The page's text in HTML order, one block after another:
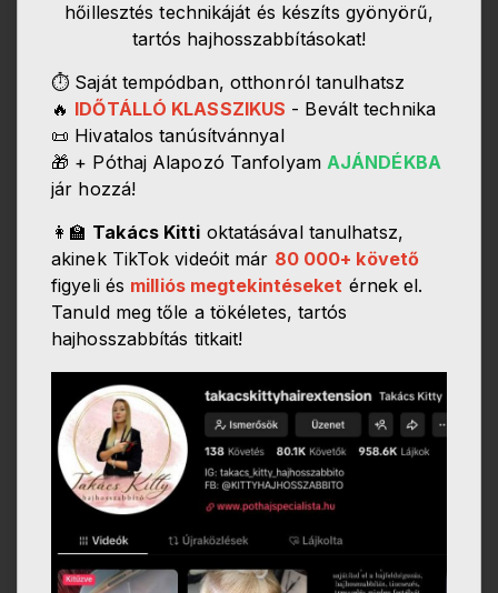
hőillesztés technikáját és készíts gyönyörű,
tartós hajhosszabbításokat!
⏱️ Saját tempódban, otthonról tanulhatsz
🔥 IDŐTÁLLÓ KLASSZIKUS - Bevált technika
📜 Hivatalos tanúsítvánnyal
🎁 + Póthaj Alapozó Tanfolyam AJÁNDÉKBA
jár hozzá!
👩‍🏫 Takács Kitti oktatásával tanulhatsz,
akinek TikTok videóit már 80 000+ követő
figyeli és milliós megtekintéseket érnek el.
Tanuld meg tőle a tökéletes, tartós
hajhosszabbítás titkait!